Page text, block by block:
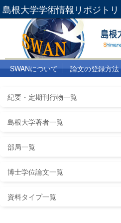
島根大学学術情報リポジトリ
SWANについて 論文の登録方
紀要・定期刊行物一覧
島根大学著者一覧
部局一覧
博士学位論文一覧
資料タイプ一覧